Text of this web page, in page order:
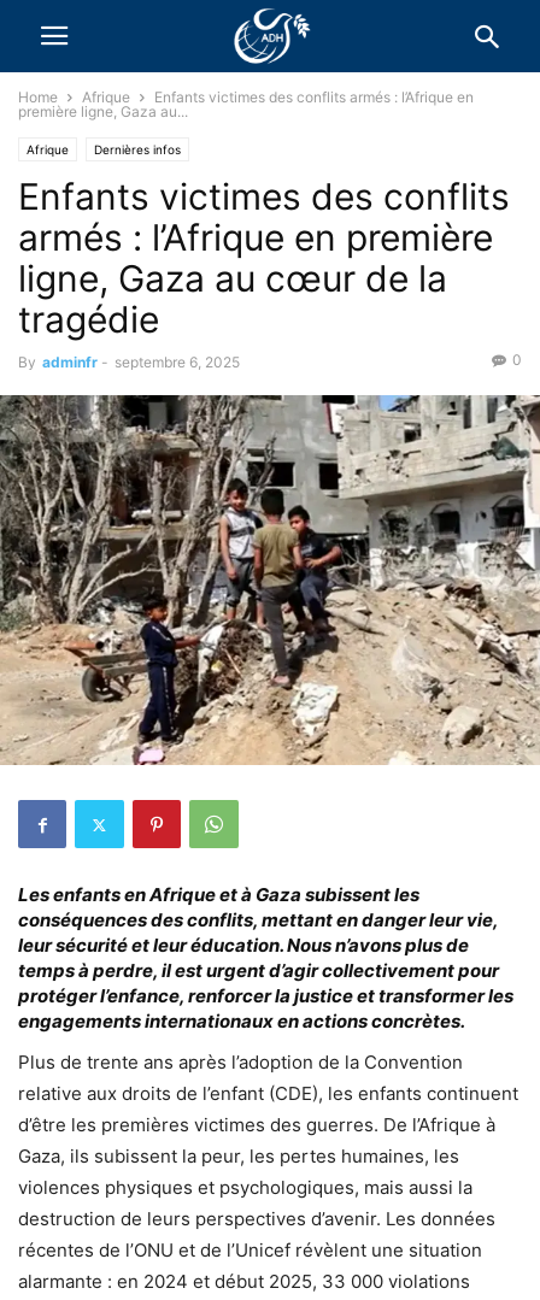
Home Afrique
Enfants victimes des conflits armés : l’Afrique en
première ligne, Gaza au...
Afrique Dernières infos
Enfants victimes des conflits
armés : l’Afrique en première
ligne, Gaza au cœur de la
tragédie
By adminfr - septembre 6, 2025 0
Les enfants en Afrique et à Gaza subissent les
conséquences des conflits, mettant en danger leur vie,
leur sécurité et leur éducation. Nous n’avons plus de
temps à perdre, il est urgent d’agir collectivement pour
protéger l’enfance, renforcer la justice et transformer les
engagements internationaux en actions concrètes.
Plus de trente ans après l’adoption de la Convention
relative aux droits de l’enfant (CDE), les enfants continuent
d’être les premières victimes des guerres. De l’Afrique à
Gaza, ils subissent la peur, les pertes humaines, les
violences physiques et psychologiques, mais aussi la
destruction de leurs perspectives d’avenir. Les données
récentes de l’ONU et de l’Unicef révèlent une situation
alarmante : en 2024 et début 2025, 33 000 violations